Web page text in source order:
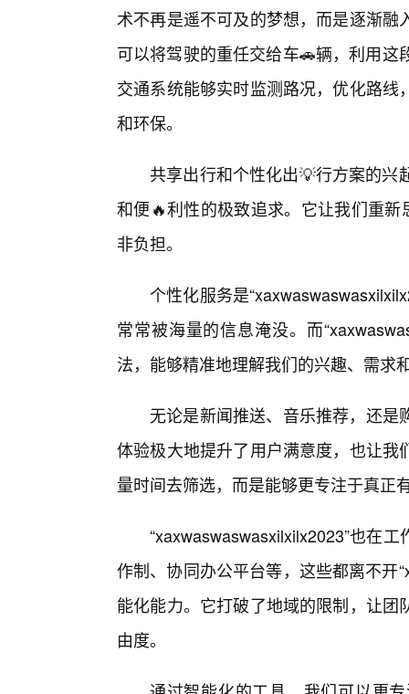
术不再是遥不可及的梦想，而是逐渐
可以将驾驶的重任交给车🚗辆，利用
交通系统能够实时监测路况，优化路
和环保。
共享出行和个性化出💡行方案的兴
和便🔥利性的极致追求。它让我们重
非负担。
个性化服务是
常常被海量的信息淹没。而
法，能够精准地理解我们的兴趣、需求
无论是新闻推送、音乐推荐，还
体验极大地提升了用户满意度，也让
量时间去筛选，而是能够更专注于真正
“xaxwaswaswasxilxilx2023”也在
作制、协同办公平台等，这些都离不开
能化能力。它打破了地域的限制，让
由度。